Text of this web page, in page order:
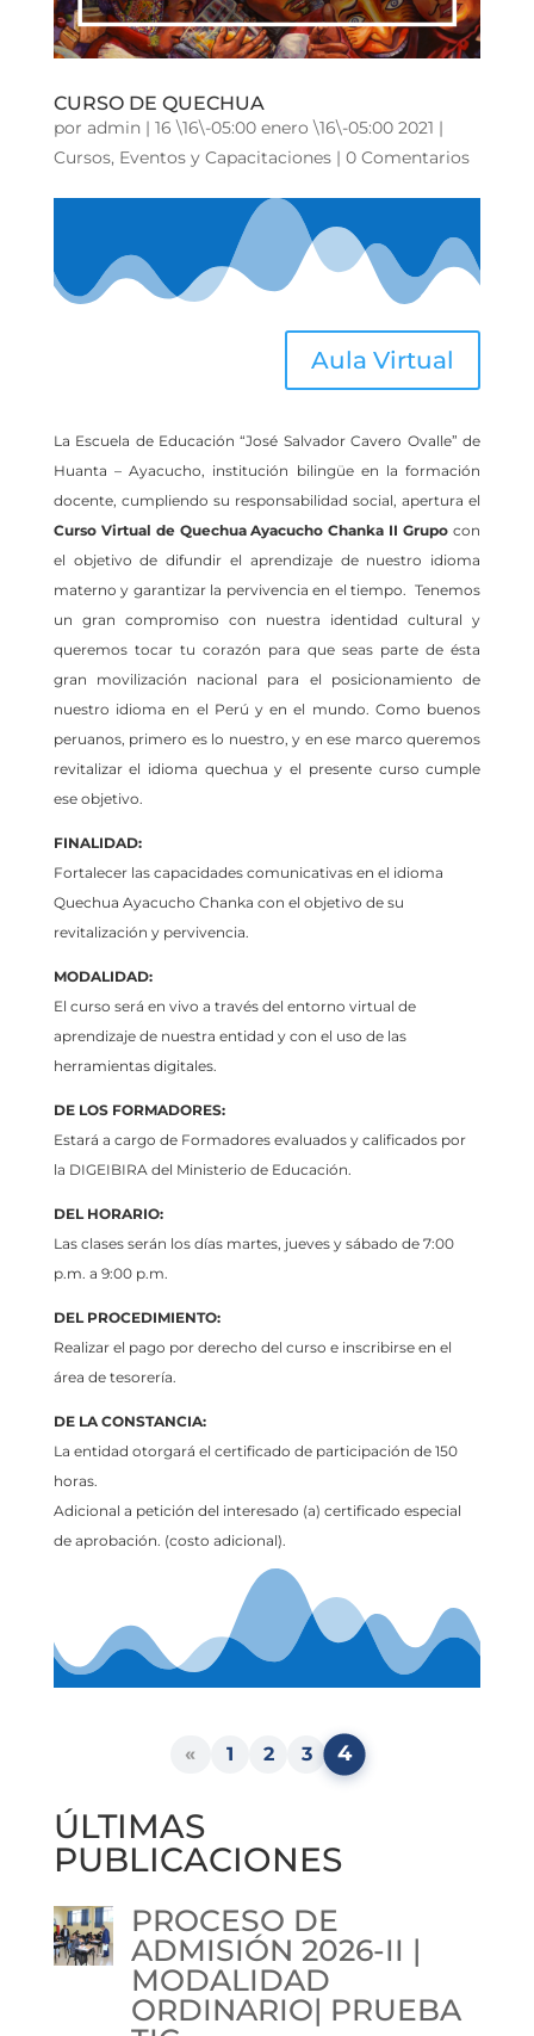
CURSO DE QUECHUA
por admin| 16 \16\-05:00 enero \16\-05:00 2021 |
Cursos, Eventos y Capacitaciones| 0 Comentarios
Aula Virtual
La Escuela de Educación “José Salvador Cavero Ovalle” de
Huanta – Ayacucho, institución bilingüe en la formación
docente, cumpliendo su responsabilidad social, apertura el
Curso Virtual de Quechua Ayacucho Chanka II Grupo con
el objetivo de difundir el aprendizaje de nuestro idioma
materno y garantizar la pervivencia en el tiempo. Tenemos
un gran compromiso con nuestra identidad cultural y
queremos tocar tu corazón para que seas parte de ésta
gran movilización nacional para el posicionamiento de
nuestro idioma en el Perú y en el mundo. Como buenos
peruanos, primero es lo nuestro, y en ese marco queremos
revitalizar el idioma quechua y el presente curso cumple
ese objetivo.
FINALIDAD:
Fortalecer las capacidades comunicativas en el idioma
Quechua Ayacucho Chanka con el objetivo de su
revitalización y pervivencia.
MODALIDAD:
El curso será en vivo a través del entorno virtual de
aprendizaje de nuestra entidad y con el uso de las
herramientas digitales.
DE LOS FORMADORES:
Estará a cargo de Formadores evaluados y calificados por
la DIGEIBIRA del Ministerio de Educación.
DEL HORARIO:
Las clases serán los días martes, jueves y sábado de 7:00
p.m. a 9:00 p.m.
DEL PROCEDIMIENTO:
Realizar el pago por derecho del curso e inscribirse en el
área de tesorería.
DE LA CONSTANCIA:
La entidad otorgará el certificado de participación de 150
horas.
Adicional a petición del interesado (a) certificado especial
de aprobación. (costo adicional).
« 1 2 3 4
ÚLTIMAS
PUBLICACIONES
PROCESO DE
ADMISIÓN 2026-II |
MODALIDAD
ORDINARIO| PRUEBA